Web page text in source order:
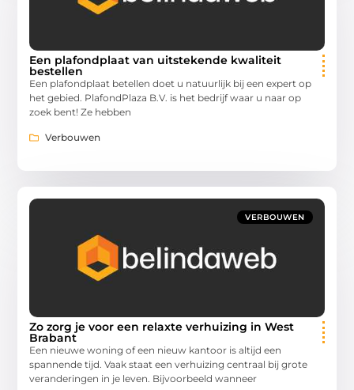
Een plafondplaat van uitstekende kwaliteit
bestellen
Een plafondplaat betellen doet u natuurlijk bij een expert op
het gebied. PlafondPlaza B.V. is het bedrijf waar u naar op
zoek bent! Ze hebben
Verbouwen
VERBOUWEN
Zo zorg je voor een relaxte verhuizing in West
Brabant
Een nieuwe woning of een nieuw kantoor is altijd een
spannende tijd. Vaak staat een verhuizing centraal bij grote
veranderingen in je leven. Bijvoorbeeld wanneer